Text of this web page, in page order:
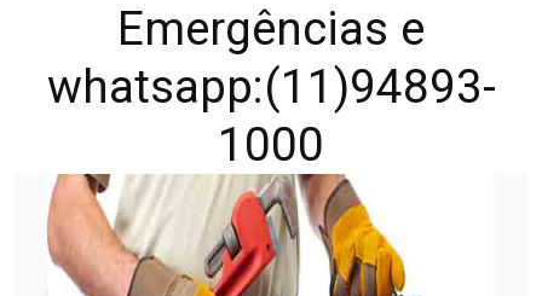
Emergências e
whatsapp:(11)94893-
1000